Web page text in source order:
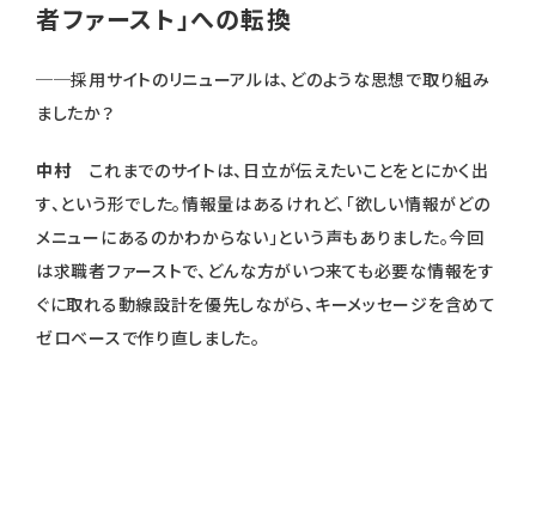
者ファースト」への転換
──採用サイトのリニューアルは、どのような思想で取り組み
ましたか？
中村 これまでのサイトは、日立が伝えたいことをとにかく出
す、という形でした。情報量はあるけれど、「欲しい情報がどの
メニューにあるのかわからない」という声もありました。今回
は求職者ファーストで、どんな方がいつ来ても必要な情報をす
ぐに取れる動線設計を優先しながら、キーメッセージを含めて
ゼロベースで作り直しました。